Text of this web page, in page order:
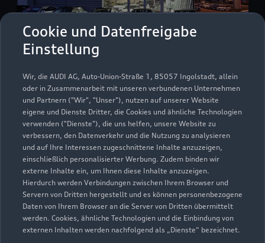
Cookie und Datenfreigabe
Einstellung
Wir, die AUDI AG, Auto-Union-Straße 1, 85057 Ingolstadt, allein
oder in Zusammenarbeit mit unseren verbundenen Unternehmen
und Partnern ("Wir", "Unser"), nutzen auf unserer Website
eigene und Dienste Dritter, die Cookies und ähnliche Technologien
verwenden ("Dienste"), die uns helfen, unsere Website zu
verbessern, den Datenverkehr und die Nutzung zu analysieren
und auf Ihre Interessen zugeschnittene Inhalte anzuzeigen,
einschließlich personalisierter Werbung. Zudem binden wir
externe Inhalte ein, um Ihnen diese Inhalte anzuzeigen.
Hierdurch werden Verbindungen zwischen Ihrem Browser und
Servern von Dritten hergestellt und es können personenbezogene
Daten von Ihrem Browser an die Server von Dritten übermittelt
werden. Cookies, ähnliche Technologien und die Einbindung von
externen Inhalten werden nachfolgend als „Dienste“ bezeichnet.
Sigmaringer Straße 48 - 52
72458 Albstadt-Ebingen
07431 935648
audi-albstadt@bhg-mobile.de
Kontaktdaten herunterladen
Öffnungszeiten